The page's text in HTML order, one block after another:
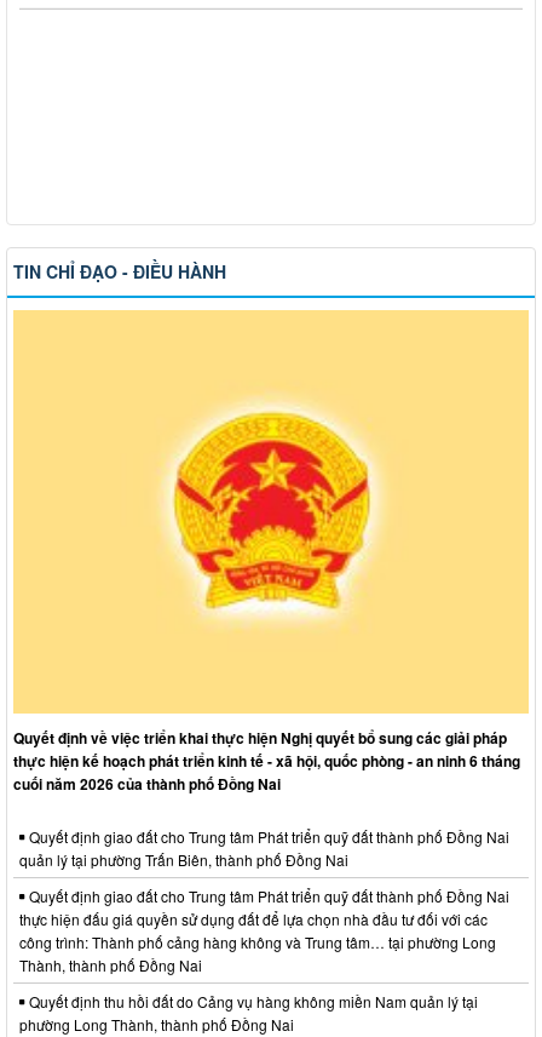
TIN CHỈ ĐẠO - ĐIỀU HÀNH
Quyết định về việc triển khai thực hiện Nghị quyết bổ sung các giải pháp
thực hiện kế hoạch phát triển kinh tế - xã hội, quốc phòng - an ninh 6 tháng
cuối năm 2026 của thành phố Đồng Nai
Quyết định giao đất cho Trung tâm Phát triển quỹ đất thành phố Đồng Nai
quản lý tại phường Trấn Biên, thành phố Đồng Nai
Quyết định giao đất cho Trung tâm Phát triển quỹ đất thành phố Đồng Nai
thực hiện đấu giá quyền sử dụng đất để lựa chọn nhà đầu tư đối với các
công trình: Thành phố cảng hàng không và Trung tâm… tại phường Long
Thành, thành phố Đồng Nai
Quyết định thu hồi đất do Cảng vụ hàng không miền Nam quản lý tại
phường Long Thành, thành phố Đồng Nai